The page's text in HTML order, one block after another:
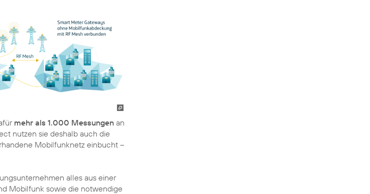
mehr als 1.000 Messungen an
nutzen sie deshalb auch die
Mobilfunknetz einbucht –
alles aus einer
Mobilfunk sowie die notwendige